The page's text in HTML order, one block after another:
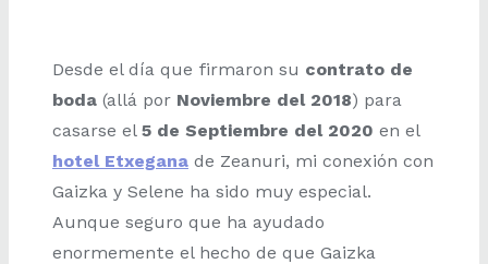
Desde el día que firmaron su contrato de
boda (allá por Noviembre del 2018) para
casarse el 5 de Septiembre del 2020 en el
hotel Etxegana de Zeanuri, mi conexión con
Gaizka y Selene ha sido muy especial.
Aunque seguro que ha ayudado
enormemente el hecho de que Gaizka